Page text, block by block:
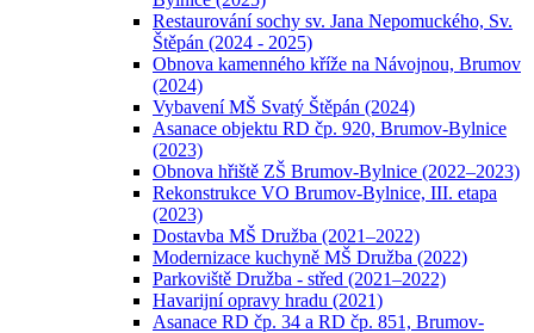
Restaurování sochy sv. Jana Nepomuckého, Sv.
Štěpán (2024 - 2025)
Obnova kamenného kříže na Návojnou, Brumov
(2024)
Vybavení MŠ Svatý Štěpán (2024)
Asanace objektu RD čp. 920, Brumov-Bylnice
(2023)
Obnova hřiště ZŠ Brumov-Bylnice (2022–2023)
Rekonstrukce VO Brumov-Bylnice, III. etapa
(2023)
Dostavba MŠ Družba (2021–2022)
Modernizace kuchyně MŠ Družba (2022)
Parkoviště Družba - střed (2021–2022)
Havarijní opravy hradu (2021)
Asanace RD čp. 34 a RD čp. 851, Brumov-